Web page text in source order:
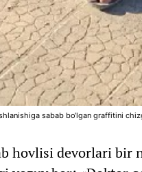
sabab bo‘lgan graffitini
hovlisi devorlari bir